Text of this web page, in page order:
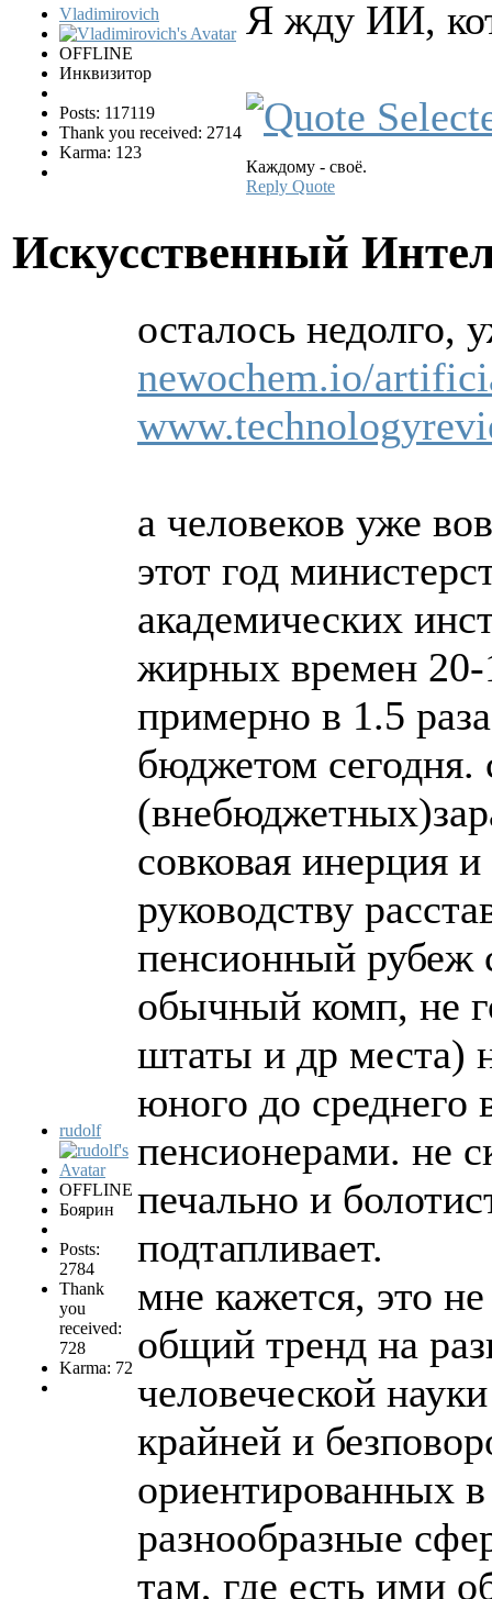
Vladimirovich
OFFLINE
Инквизитор
Posts: 117119
Thank you received: 2714
Karma: 123
Я жду ИИ,
Каждому - своё.
Reply Quote
Искусственный
rudolf
OFFLINE
Боярин
Posts:
2784
Thank
you
received:
728
Karma: 72
осталось недолго,
newochem.io/
а человеков уже
этот год
академических
жирных времен 20-
примерно в 1.5
бюджетом сегодня.
совковая инерция
руководству
пенсионный рубеж
обычный комп, не
штаты и др места)
юного до среднего
пенсионерами. не
печально и
подтапливает.
мне кажется, это
общий тренд на
человеческой
крайней и
ориентированных
разнообразные
там, где есть ими